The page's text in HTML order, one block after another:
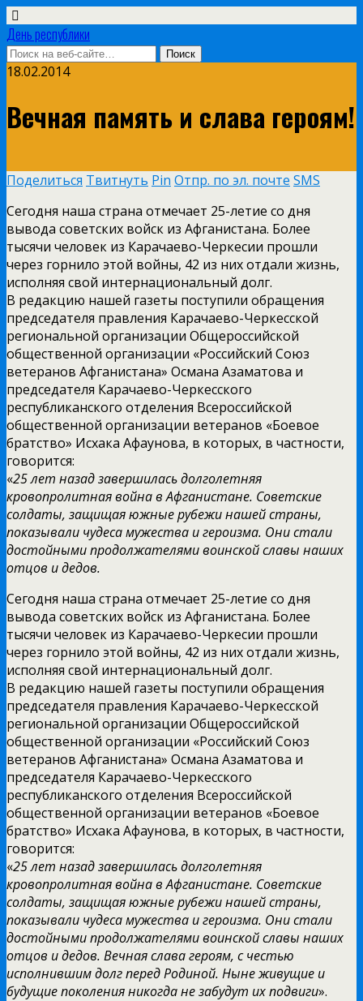
День республики
18.02.2014
Вечная память и слава героям!
Поделиться Твитнуть Pin Отпр. по эл. почте SMS
Сегодня наша страна отмечает 25-летие со дня
вывода советских войск из Афганистана. Более
тысячи человек из Карачаево-Черкесии прошли
через горнило этой войны, 42 из них отдали жизнь,
исполняя свой интернациональный долг.
В редакцию нашей газеты поступили обращения
председателя правления Карачаево-Черкесской
региональной организации Общероссийской
общественной организации «Российский Союз
ветеранов Афганистана» Османа Азаматова и
председателя Карачаево-Черкесского
республиканского отделения Всероссийской
общественной организации ветеранов «Боевое
братство» Исхака Афаунова, в которых, в частности,
говорится:
«25 лет назад завершилась долголетняя
кровопролитная война в Афганистане. Советские
солдаты, защищая южные рубежи нашей страны,
показывали чудеса мужества и героизма. Они стали
достойными продолжателями воинской славы наших
отцов и дедов.
Сегодня наша страна отмечает 25-летие со дня
вывода советских войск из Афганистана. Более
тысячи человек из Карачаево-Черкесии прошли
через горнило этой войны, 42 из них отдали жизнь,
исполняя свой интернациональный долг.
В редакцию нашей газеты поступили обращения
председателя правления Карачаево-Черкесской
региональной организации Общероссийской
общественной организации «Российский Союз
ветеранов Афганистана» Османа Азаматова и
председателя Карачаево-Черкесского
республиканского отделения Всероссийской
общественной организации ветеранов «Боевое
братство» Исхака Афаунова, в которых, в частности,
говорится:
«25 лет назад завершилась долголетняя
кровопролитная война в Афганистане. Советские
солдаты, защищая южные рубежи нашей страны,
показывали чудеса мужества и героизма. Они стали
достойными продолжателями воинской славы наших
отцов и дедов. Вечная слава героям, с честью
исполнившим долг перед Родиной. Ныне живущие и
будущие поколения никогда не забудут их подвиги».